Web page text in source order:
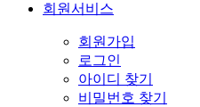
회원서비스
회원가입
로그인
아이디 찾기
비밀번호 찾기